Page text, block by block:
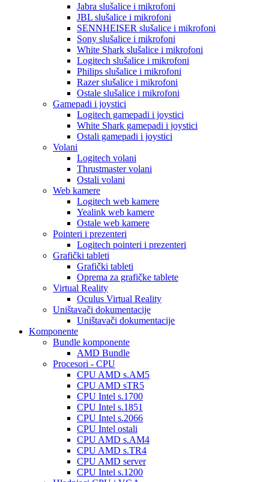
Jabra slušalice i mikrofoni
JBL slušalice i mikrofoni
SENNHEISER slušalice i mikrofoni
Sony slušalice i mikrofoni
White Shark slušalice i mikrofoni
Logitech slušalice i mikrofoni
Philips slušalice i mikrofoni
Razer slušalice i mikrofoni
Ostale slušalice i mikrofoni
Gamepadi i joystici
Logitech gamepadi i joystici
White Shark gamepadi i joystici
Ostali gamepadi i joystici
Volani
Logitech volani
Thrustmaster volani
Ostali volani
Web kamere
Logitech web kamere
Yealink web kamere
Ostale web kamere
Pointeri i prezenteri
Logitech pointeri i prezenteri
Grafički tableti
Grafički tableti
Oprema za grafičke tablete
Virtual Reality
Oculus Virtual Reality
Uništavači dokumentacije
Uništavači dokumentacije
Komponente
Bundle komponente
AMD Bundle
Procesori - CPU
CPU AMD s.AM5
CPU AMD sTR5
CPU Intel s.1700
CPU Intel s.1851
CPU Intel s.2066
CPU Intel ostali
CPU AMD s.AM4
CPU AMD s.TR4
CPU AMD server
CPU Intel s.1200